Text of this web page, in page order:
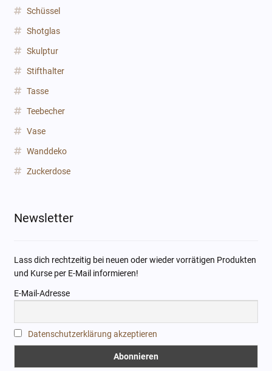
Schüssel
Shotglas
Skulptur
Stifthalter
Tasse
Teebecher
Vase
Wanddeko
Zuckerdose
Newsletter
Lass dich rechtzeitig bei neuen oder wieder vorrätigen Produkten
und Kurse per E-Mail informieren!
E-Mail-Adresse
Datenschutzerklärung akzeptieren